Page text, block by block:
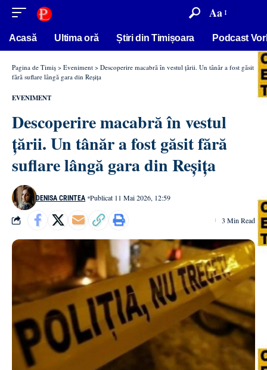
conținut Aa
Acasă Ultima oră Știri din Timișoara Podcast
Pagina de Timiș > Eveniment > Descoperire macabră în vestul țării. Un tânăr a fost găsit
fără suflare lângă gara din Reșița
EVENIMENT
Descoperire macabră în vestul
țării. Un tânăr a fost găsit fără
suflare lângă gara din Reșița
DENISA CRINTEA Publicat 11 Mai 2026, 12:59
3 Min Read